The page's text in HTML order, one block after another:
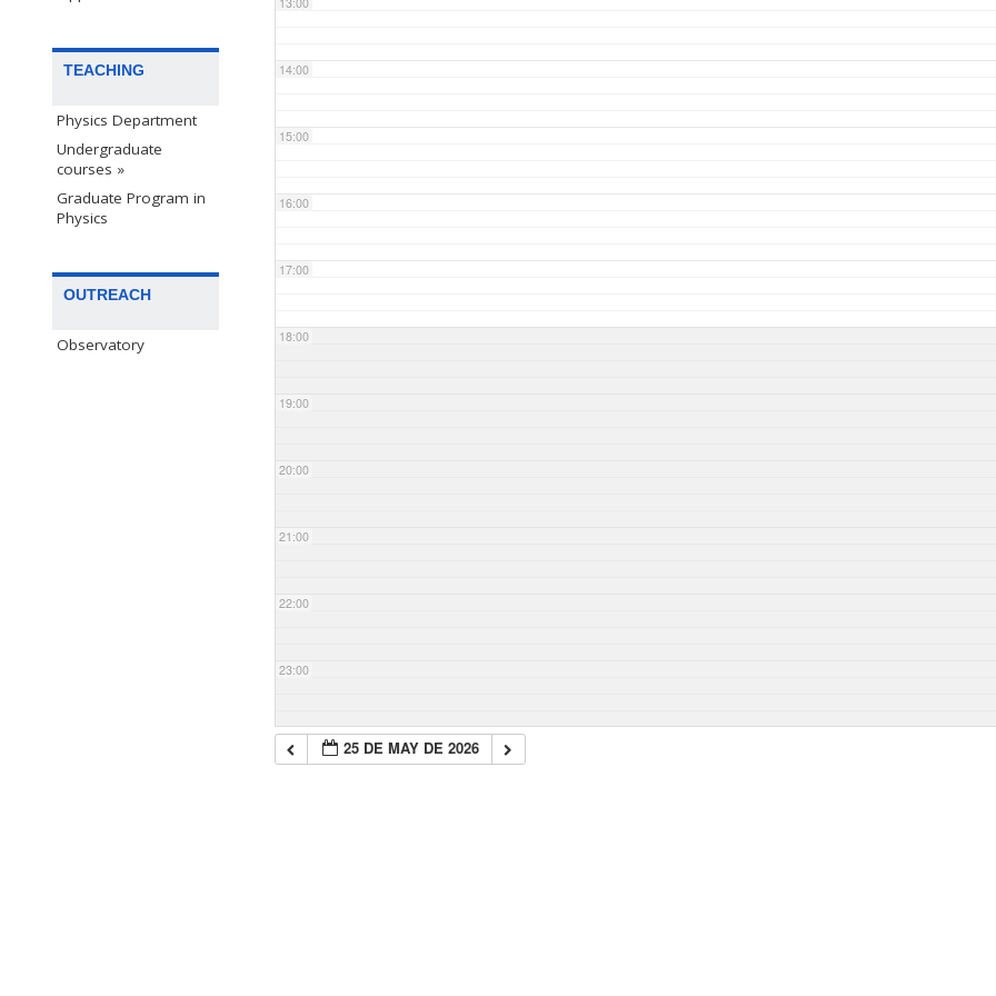
TEACHING
Physics Department
Undergraduate
courses »
Graduate Program in
Physics
OUTREACH
Observatory
14:00
15:00
16:00
17:00
18:00
19:00
20:00
21:00
22:00
23:00
25 DE MAY DE 2026